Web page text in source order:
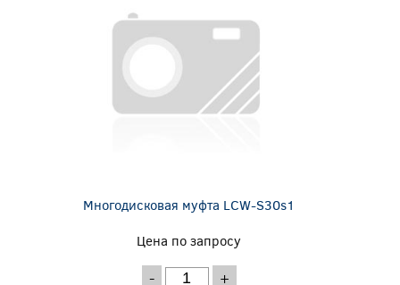
Многодисковая муфта LCW-S30s1
Цена по запросу
- +